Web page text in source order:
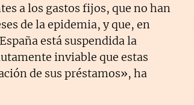
a los gastos fijos, que no han
de la epidemia, y que, en
está suspendida la
inviable que estas
de sus préstamos», ha